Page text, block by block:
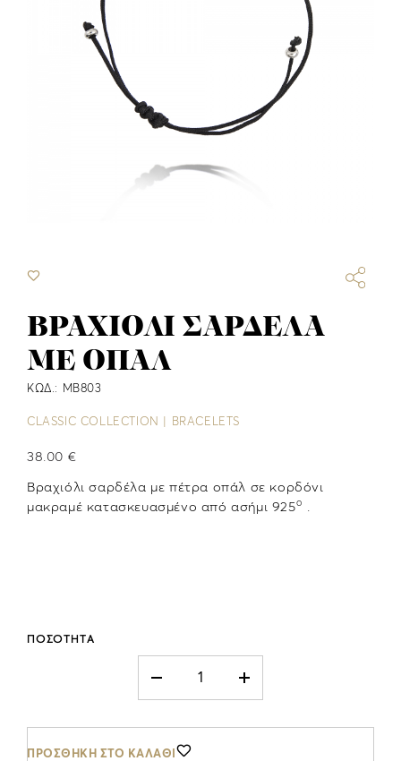
ΒΡΑΧΙΟΛΙ ΣΑΡΔΕΛΑ
ΜΕ ΟΠΑΛ
ΚΩΔ.: MB803
CLASSIC COLLECTION | BRACELETS
38.00 €
Βραχιόλι σαρδέλα με πέτρα οπάλ σε κορδόνι
μακραμέ κατασκευασμένο από ασήμι 925ο
ΠΟΣΟΤΗΤΑ
ΠΡΟΣΘΗΚΗ ΣΤΟ ΚΑΛΑΘΙ